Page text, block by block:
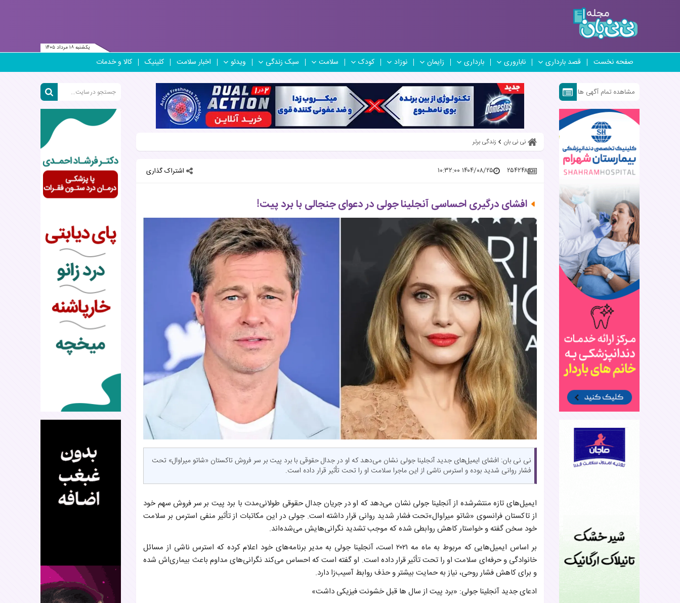
یکشنبه ۱۸ مرداد ۱۴۰۵
صفحه نخست قصد بارداری ناباروری بارداری زایمان نوزاد کودک سلامت سبک زندگی ویدئو اخبار سلامت کلینیک کالا و خدمات
مشاهده تمام آگهی ها
نی نی بان زندگی برتر
۲۵۴۲۴۸ ۱۴۰۴/۰۸/۲۵ ۱۰:۳۲:۰۰ اشتراک گذاری
افشای درگیری احساسی آنجلینا جولی در دعوای جنجالی با برد پیت!
نی نی بان: افشای ایمیل‌های جدید آنجلینا جولی نشان می‌دهد که او در جدال حقوقی با برد پیت بر سر فروش تاکستان «شاتو میراوال» تحت
فشار روانی شدید بوده و استرس ناشی از این ماجرا سلامت او را تحت تأثیر قرار داده است.
ایمیل‌های تازه منتشرشده از آنجلینا جولی نشان می‌دهد که او در جریان جدال حقوقی طولانی‌مدت با برد پیت بر سر فروش سهم خود
از تاکستان فرانسوی «شاتو میراوال»تحت فشار شدید روانی قرار داشته است. جولی در این مکاتبات از تأثیر منفی استرس بر سلامت
خود سخن گفته و خواستار کاهش روابطی شده که موجب تشدید نگرانی‌هایش می‌شده‌اند.
بر اساس ایمیل‌هایی که مربوط به ماه مه ۲۰۲۱ است، آنجلینا جولی به مدیر برنامه‌های خود اعلام کرده که استرس ناشی از مسائل
خانوادگی و حرفه‌ای سلامت او را تحت تأثیر قرار داده است. او گفته است که احساس می‌کند نگرانی‌های مداوم باعث بیماری‌اش شده
و برای کاهش فشار روحی، نیاز به حمایت بیشتر و حذف روابط آسیب‌زا دارد.
ادعای جدید آنجلینا جولی: «برد پیت از سال ها قبل خشونت فیزیکی داشت»